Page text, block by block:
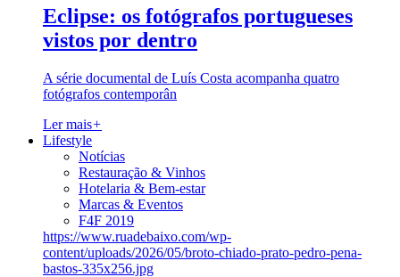
Eclipse: os fotógrafos portugueses
vistos por dentro
A série documental de Luís Costa acompanha quatro
fotógrafos contemporân
Ler mais+
Lifestyle
Notícias
Restauração & Vinhos
Hotelaria & Bem-estar
Marcas & Eventos
F4F 2019
https://www.ruadebaixo.com/wp-
content/uploads/2026/05/broto-chiado-prato-pedro-pena-
bastos-335x256.jpg